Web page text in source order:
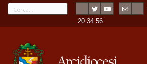
-20:34:57